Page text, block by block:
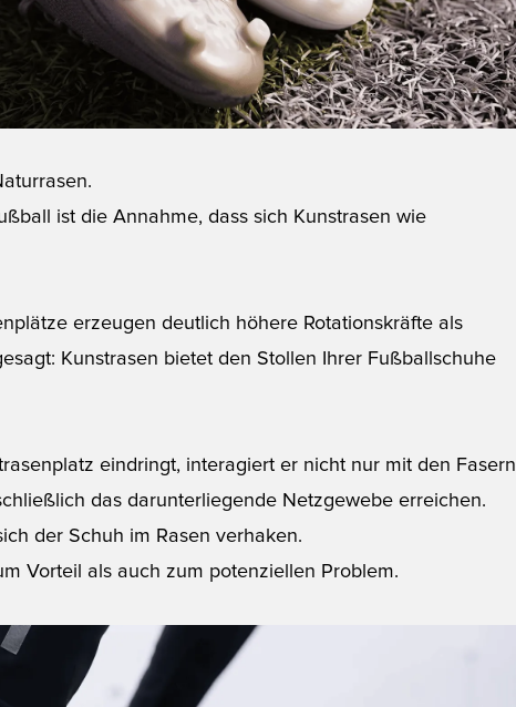
ist die Annahme, dass sich Kunstrasen wie
erzeugen deutlich höhere Rotationskräfte als
Kunstrasen bietet den Stollen Ihrer Fußballschuhe
eindringt, interagiert er nicht nur mit den Fasern
das darunterliegende Netzgewebe erreichen.
der Schuh im Rasen verhaken.
Vorteil als auch zum potenziellen Problem.